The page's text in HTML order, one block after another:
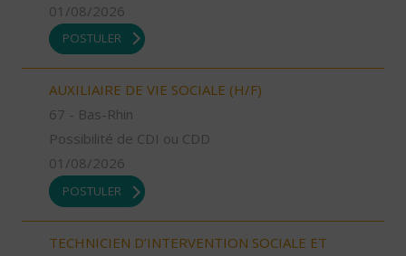
01/08/2026
POSTULER
AUXILIAIRE DE VIE SOCIALE (H/F)
67 - Bas-Rhin
Possibilité de CDI ou CDD
01/08/2026
POSTULER
TECHNICIEN D’INTERVENTION SOCIALE ET